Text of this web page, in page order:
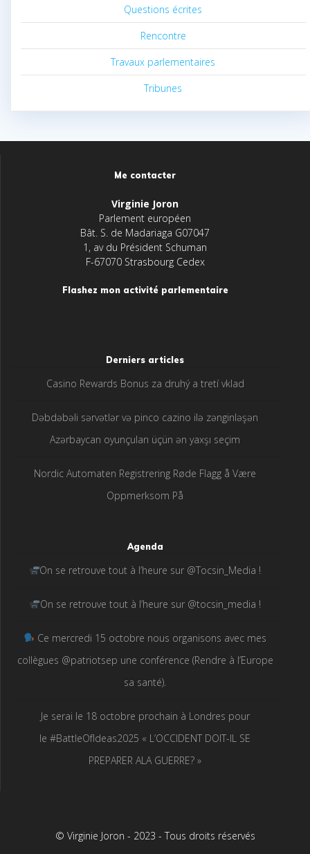
Questions écrites
Rencontre
Travaux parlementaires
Tribunes
Me contacter
Virginie Joron
Parlement européen
Bât. S. de Madariaga G07047
1, av du Président Schuman
F-67070 Strasbourg Cedex
Flashez mon activité parlementaire
Derniers articles
Casino Rewards Bonus za druhý a tretí vklad
Dəbdəbəli sərvətlər və pinco cazino ilə zənginləşən
Azərbaycan oyunçuları üçün ən yaxşı seçim
Nordic Automaten Registrering Røde Flagg å Være
Oppmerksom På
Agenda
On se retrouve tout à l’heure sur @Tocsin_Media !
On se retrouve tout à l’heure sur @tocsin_media !
Ce mercredi 15 octobre nous organisons avec mes
collègues @patriotsep une conférence (Rendre à l’Europe
sa santé).
Je serai le 18 octobre prochain à Londres pour
le #BattleOfIdeas2025 « L’OCCIDENT DOIT-IL SE
PREPARER ALA GUERRE? »
© Virginie Joron - 2023 - Tous droits réservés